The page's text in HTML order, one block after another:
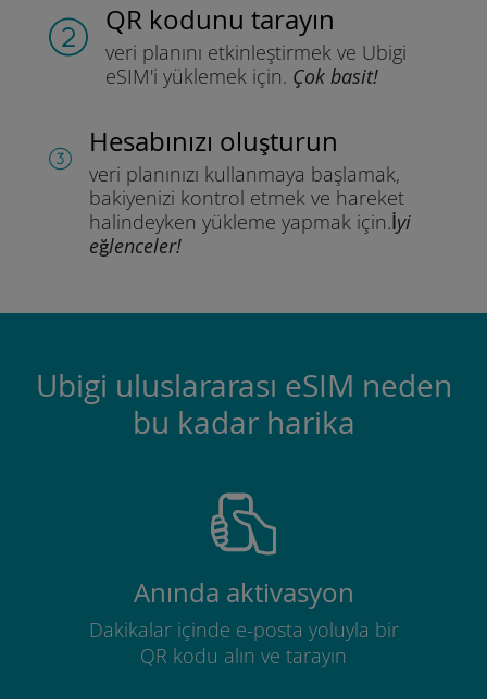
QR kodunu tarayın
veri planını etkinleştirmek ve Ubigi
eSIM'i yüklemek için. Çok basit!
Hesabınızı oluşturun
veri planınızı kullanmaya başlamak,
bakiyenizi kontrol etmek ve hareket
halindeyken yükleme yapmak için.İyi
eğlenceler!
Ubigi uluslararası eSIM neden
bu kadar harika
Anında aktivasyon
Dakikalar içinde e-posta yoluyla bir
QR kodu alın ve tarayın